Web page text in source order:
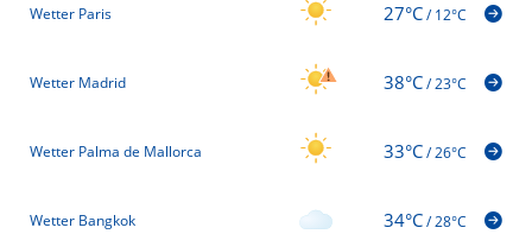
Wetter Paris 27°C/12°C
Wetter Madrid 38°C/23°C
Wetter Palma de Mallorca 33°C/26°C
Wetter Bangkok 34°C/28°C